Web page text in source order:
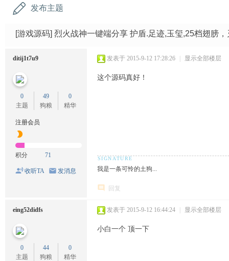
发布主题
[游戏源码] 烈火战神一键端分享 护盾.足迹,玉玺,25档翅膀
ditij1t7u9
0
主题
49
狗粮
0
精华
注册会员
积分 71
收听TA 发消息
发表于 2015-9-12 17:28:26 | 显示全部楼层
这个源码真好！
我是一条可怜的土狗...
回复
eing52didfs
0
主题
44
狗粮
0
精华
发表于 2015-9-12 16:44:24 | 显示全部楼层
小白一个 顶一下